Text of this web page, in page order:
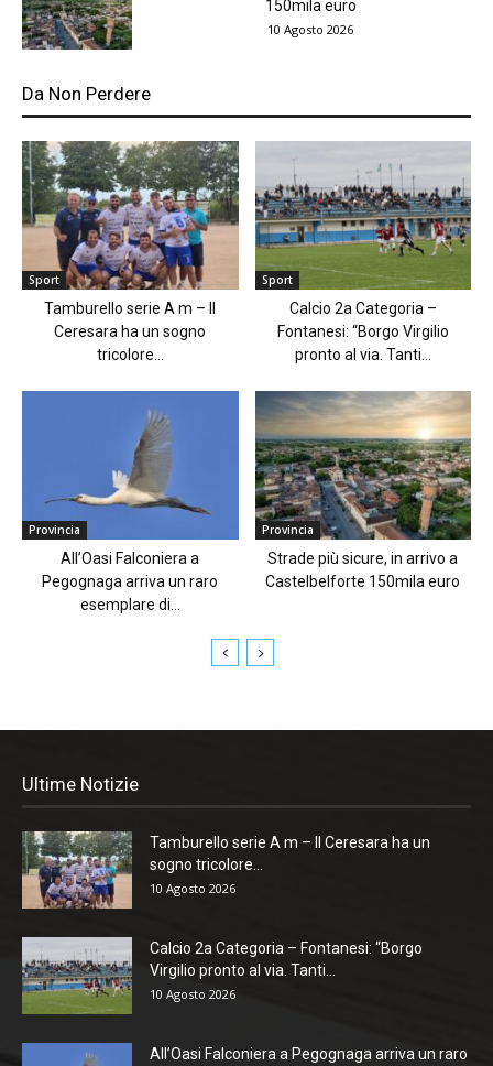
150mila euro
10 Agosto 2026
Da Non Perdere
Sport
Tamburello serie A m – Il
Ceresara ha un sogno
tricolore...
Sport
Calcio 2a Categoria –
Fontanesi: “Borgo Virgilio
pronto al via. Tanti...
Provincia
All’Oasi Falconiera a
Pegognaga arriva un raro
esemplare di...
Provincia
Strade più sicure, in arrivo a
Castelbelforte 150mila euro
Ultime Notizie
Tamburello serie A m – Il Ceresara ha un
sogno tricolore...
10 Agosto 2026
Calcio 2a Categoria – Fontanesi: “Borgo
Virgilio pronto al via. Tanti...
10 Agosto 2026
All’Oasi Falconiera a Pegognaga arriva un raro